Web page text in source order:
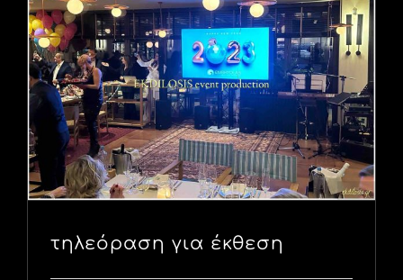
τηλεόραση για έκθεση